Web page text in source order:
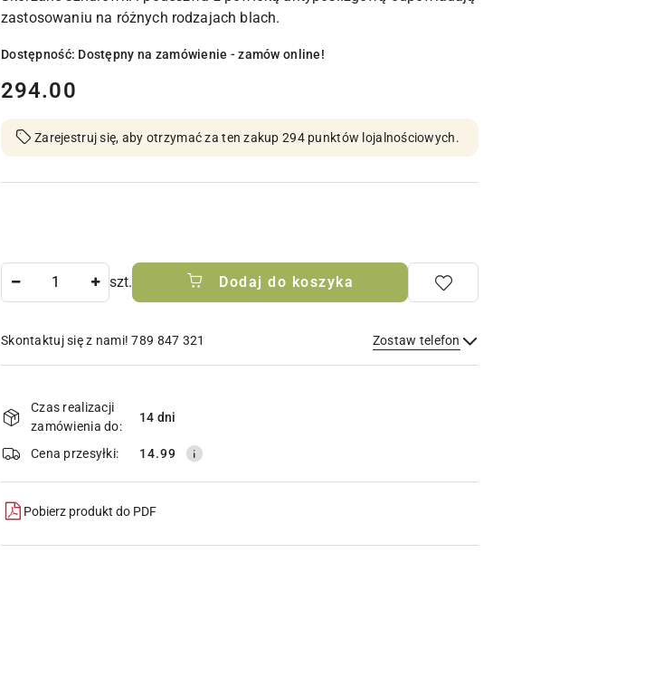
zastosowaniu na różnych rodzajach blach.
Dostępność: Dostępny na zamówienie - zamów online!
cena:
294.00
Zarejestruj się, aby otrzymać za ten zakup 294 punktów lojalnościowych.
szt. Dodaj do koszyka
Skontaktuj się z nami! 789 847 321 Zostaw telefon
Wyślij
i
dostawa
Czas realizacji
zamówienia do:
14 dni
Cena przesyłki: 14.99
Pobierz produkt do PDF